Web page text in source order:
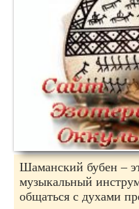
Шаманский бубен –
музыкальный
общаться с духами